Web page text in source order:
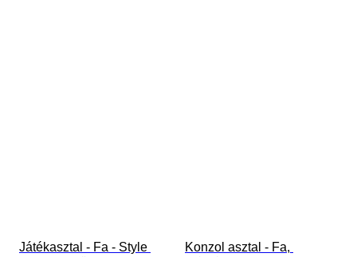
Játékasztal - Fa - Style
Konzol asztal - Fa,